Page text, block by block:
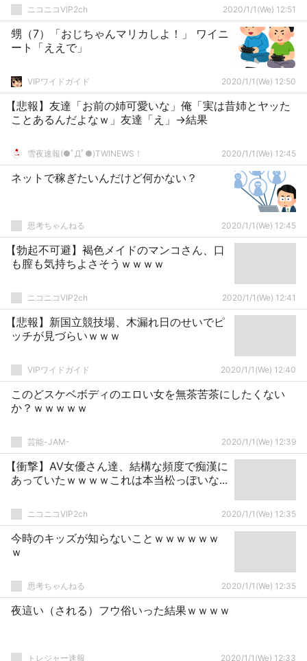
ニコニコVIP2ch 2020/1/1(We) 12:51
甥（7）「おじちゃんマリカしよ！」 ワイニ
ート「ええで」
VIPワイドガイド 2020/1/1(We) 12:50
【悲報】友達「お前の姉可愛いな」俺「実は昔姉とヤッた
ことあるんだよなｗ」友達「え」→結果
雪夜速報(●ﾟДﾟ●)TWINEWS！ 2020/1/1(We) 12:45
ネットで稼ぎたいんだけど何かない？
思考ちゃんねる 2020/1/1(We) 12:45
【勃起不可避】褐色メイドのマンコさん、口
も膣も気持ちよさそうｗｗｗｗ
ニコニコVIP2ch 2020/1/1(We) 12:41
【悲報】新国立競技場、木漏れ日のせいでピ
ッチが見づらいｗｗｗ
VIPワイドガイド 2020/1/1(We) 12:40
このどスケベボディのエロい女を無茶苦茶にしたくない
か？ｗｗｗｗｗ
芸能-JAM- 2020/1/1(We) 12:39
【衝撃】AV女優さん達、結構な頻度で痴漢に
あっていたｗｗｗｗこれは本当松っぽいな...
ニコニコVIP2ch 2020/1/1(We) 12:35
今時のキッズが知らないことｗｗｗｗｗｗ
ｗ
思考ちゃんねる 2020/1/1(We) 12:35
夜這い（される）フウ俗いった結果ｗｗｗｗ
トレジャー速報 2020/1/1(We) 12:33